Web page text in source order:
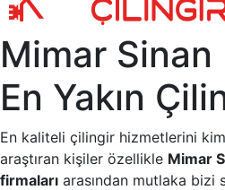
Mimar
En Yakın
En kaliteli çilingir hizmetlerini
araştıran kişiler özellikle Mimar
firmaları arasından mutlaka bizi